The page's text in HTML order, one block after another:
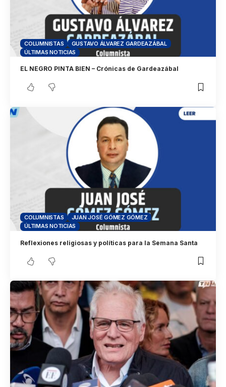
COLUMNISTAS
GUSTAVO ÁLVAREZ GARDEAZÁBAL
ÚLTIMAS NOTICIAS
EL NEGRO PINTA BIEN – Crónicas de Gardeazábal
COLUMNISTAS
JUAN JOSÉ GÓMEZ GÓMEZ
ÚLTIMAS NOTICIAS
Reflexiones religiosas y políticas para la Semana Santa